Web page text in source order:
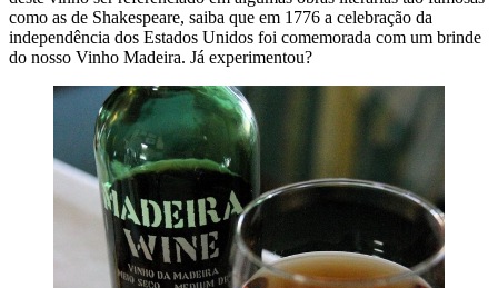
como as de Shakespeare, saiba que em 1776 a celebração da
independência dos Estados Unidos foi comemorada com um brinde
do nosso Vinho Madeira. Já experimentou?